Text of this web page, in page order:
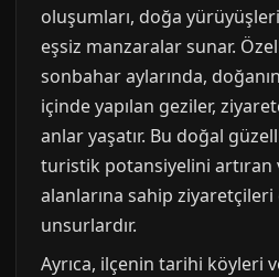
oluşumları, doğa
eşsiz manzaralar sunar.
sonbahar aylarında,
içinde yapılan geziler,
anlar yaşatır. Bu doğal
turistik potansiyelini artıran
alanlarına sahip
unsurlardır.
Ayrıca, ilçenin tarihi köyleri